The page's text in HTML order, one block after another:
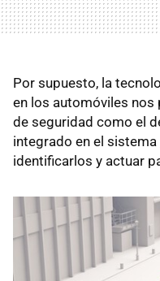
Por supuesto, la
en los automóviles nos
de seguridad como el
integrado en el sistema
identificarlos y actuar